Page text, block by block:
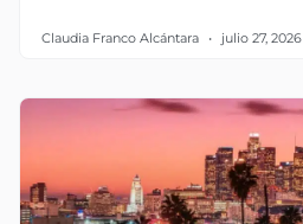
Claudia Franco Alcántara julio 27, 2026